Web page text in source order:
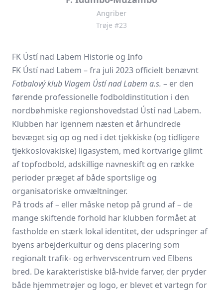
Angriber
Trøje #23
FK Ústí nad Labem Historie og Info
FK Ústí nad Labem – fra juli 2023 officielt benævnt
Fotbalový klub Viagem Ústí nad Labem a.s. – er den
førende professionelle fodboldinstitution i den
nordbøhmiske regionshovedstad Ústí nad Labem.
Klubben har igennem næsten et århundrede
bevæget sig op og ned i det tjekkiske (og tidligere
tjekkoslovakiske) ligasystem, med kortvarige glimt
af topfodbold, adskillige navneskift og en række
perioder præget af både sportslige og
organisatoriske omvæltninger.
På trods af – eller måske netop på grund af – de
mange skiftende forhold har klubben formået at
fastholde en stærk lokal identitet, der udspringer af
byens arbejderkultur og dens placering som
regionalt trafik- og erhvervscentrum ved Elbens
bred. De karakteristiske blå-hvide farver, der pryder
både hjemmetrøjer og logo, er blevet et vartegn for